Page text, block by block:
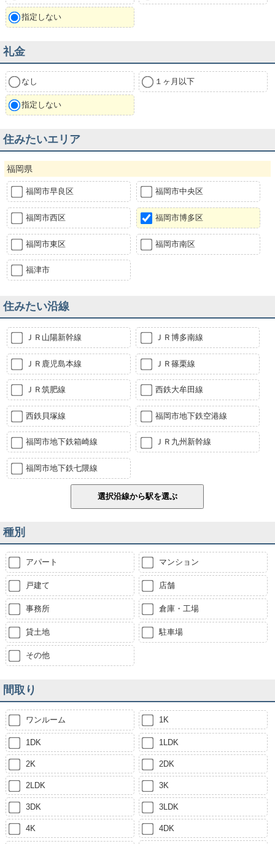
指定しない
礼金
なし １ヶ月以下
指定しない
住みたいエリア
福岡県
福岡市早良区 福岡市中央区
福岡市西区 福岡市博多区
福岡市東区 福岡市南区
福津市
住みたい沿線
ＪＲ山陽新幹線 ＪＲ博多南線
ＪＲ鹿児島本線 ＪＲ篠栗線
ＪＲ筑肥線 西鉄大牟田線
西鉄貝塚線 福岡市地下鉄空港線
福岡市地下鉄箱崎線 ＪＲ九州新幹線
福岡市地下鉄七隈線
種別
アパート マンション
戸建て 店舗
事務所 倉庫・工場
貸土地 駐車場
その他
間取り
ワンルーム 1K
1DK 1LDK
2K 2DK
2LDK 3K
3DK 3LDK
4K 4DK